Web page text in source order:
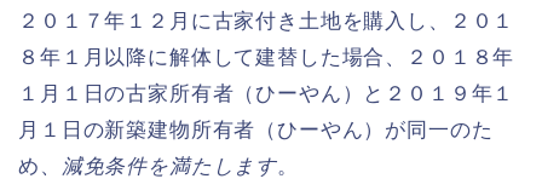
２０１７年１２月に古家付き土地を購入し、２０１
８年１月以降に解体して建替した場合、２０１８年
１月１日の古家所有者（ひーやん）と２０１９年１
月１日の新築建物所有者（ひーやん）が同一のた
め、 減免条件を満たします。